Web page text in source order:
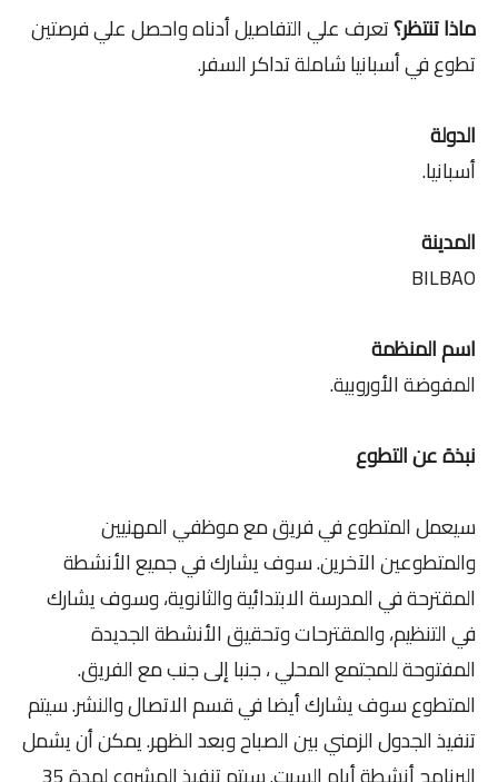
ماذا تنتظر؟تعرف علي التفاصيل أدناه واحصل علي فرصتين
تطوع في أسبانيا شاملة تداكر السفر.
الدولة
أسبانيا.
المدينة
BILBAO
اسم المنظمة
المفوضة الأوروبية.
نبذة عن التطوع
سيعمل المتطوع في فريق مع موظفي المهنيين
والمتطوعين الآخرين. سوف يشارك في جميع الأنشطة
المقترحة في المدرسة الابتدائية والثانوية، وسوف يشارك
في التنظيم، والمقترحات وتحقيق الأنشطة الجديدة
المفتوحة للمجتمع المحلي ، جنبا إلى جنب مع الفريق.
المتطوع سوف يشارك أيضا في قسم الاتصال والنشر. سيتم
تنفيذ الجدول الزمني بين الصباح وبعد الظهر. يمكن أن يشمل